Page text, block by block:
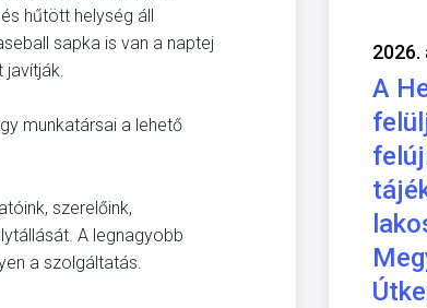
hűtött helység áll
sapka is van a naptej
munkatársai a lehető
szerelőink,
A legnagyobb
a szolgáltatás.
2026.
A